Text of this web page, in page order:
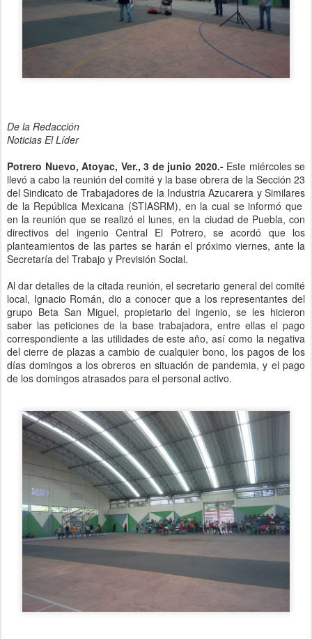
De la Redacción
Noticias El Líder
Potrero Nuevo, Atoyac, Ver., 3 de junio 2020.-Este miércoles se
llevó a cabo la reunión del comité y la base obrera de la Sección 23
del Sindicato de Trabajadores de la Industria Azucarera y Similares
de la República Mexicana (STIASRM), en la cual se informó que
en la reunión que se realizó el lunes, en la ciudad de Puebla, con
directivos del ingenio Central El Potrero, se acordó que los
planteamientos de las partes se harán el próximo viernes, ante la
Secretaría del Trabajo y Previsión Social.
Al dar detalles de la citada reunión, el secretario general del comité
local, Ignacio Román, dio a conocer que a los representantes del
grupo Beta San Miguel, propietario del ingenio, se les hicieron
saber las peticiones de la base trabajadora, entre ellas el pago
correspondiente a las utilidades de este año, así como la negativa
del cierre de plazas a cambio de cualquier bono, los pagos de los
días domingos a los obreros en situación de pandemia, y el pago
de los domingos atrasados para el personal activo.